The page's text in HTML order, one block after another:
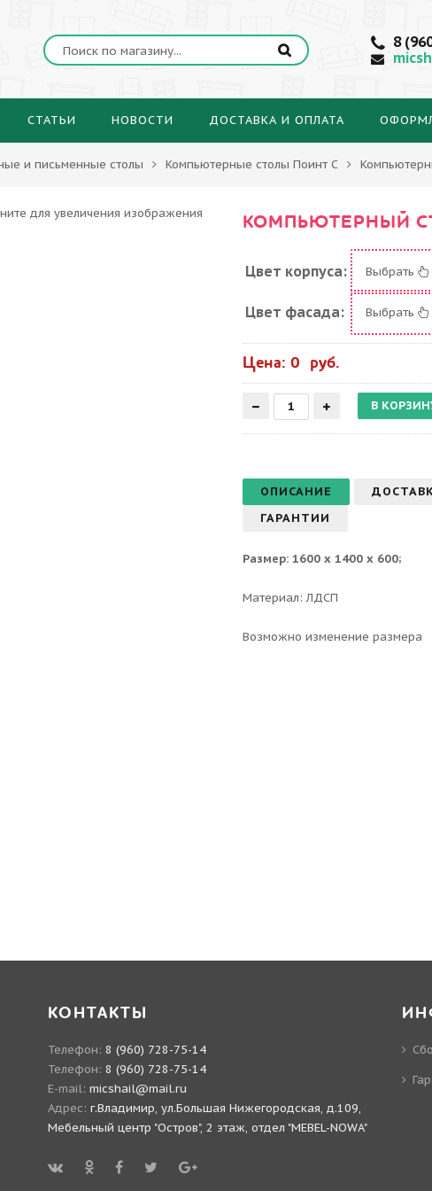
8
СТАТЬИ НОВОСТИ ДОСТАВКА И ОПЛАТА
и письменные столы Компьютерные столы Поинт С
КОМПЬЮТЕРНЫЙ
Цвет корпуса: Выбрать
Цвет фасада: Выбрать
Цена: 0 руб.
ОПИСАНИЕ
ГАРАНТИИ
Размер: 1600 х 1400 х 600;
Материал: ЛДСП
Возможно изменение размера
КОНТАКТЫ
Телефон: 8 (960) 728-75-14
Телефон: 8 (960) 728-75-14
E-mail: micshail@mail.ru
Адрес: г.Владимир, ул.Большая Нижегородская, д.109,
Мебельный центр "Остров", 2 этаж, отдел "MEBEL-NOWA"